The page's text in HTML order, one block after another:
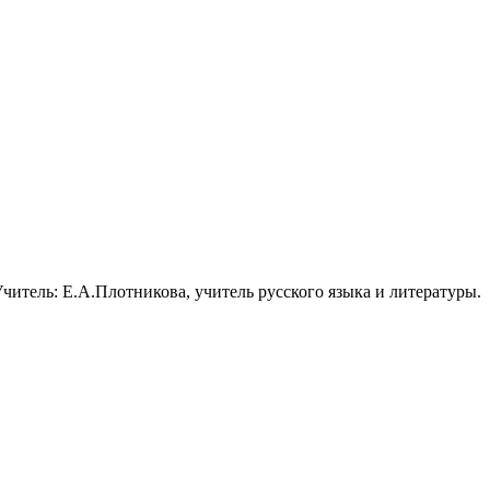
Е.А.Плотникова, учитель русского языка и литературы.